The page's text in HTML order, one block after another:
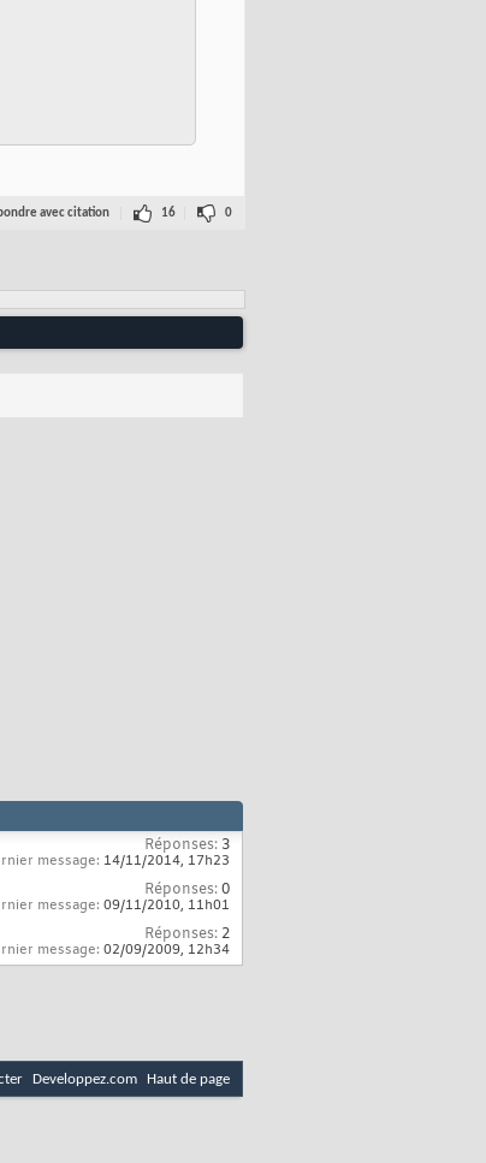
avec citation 16 0
Réponses: 3
message: 14/11/2014, 17h23
Réponses:0
message: 09/11/2010, 11h01
Réponses: 2
message: 02/09/2009, 12h34
Developpez.com Haut de page